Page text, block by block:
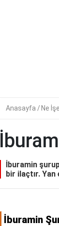
Anasayfa Ne
İburamin
bir ilaçtır.
İburamin